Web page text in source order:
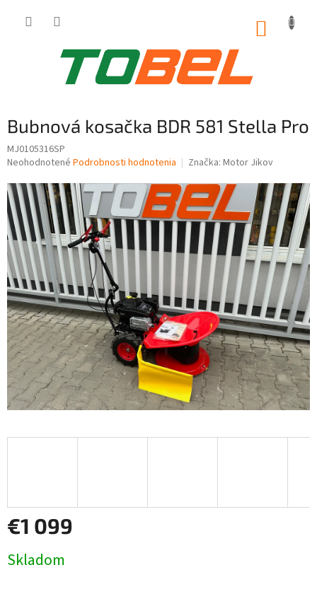
Bubnová kosačka BDR 581 Stella Pro
MJ0105316SP
Priemerné
produktu
je
0,0
z
5
hviezdičiek.
Neohodnotené Podrobnosti hodnotenia Značka: Motor Jikov
€1 099
cena:
Skladom